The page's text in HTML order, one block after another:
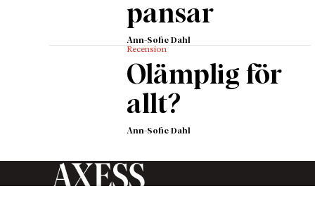
pansar
Ann-Sofie Dahl
Recension
Olämplig för
allt?
Ann-Sofie Dahl